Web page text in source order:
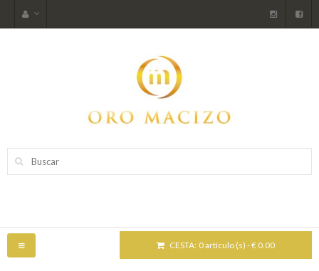
CESTA: 0 artículo (s) - € 0.00
NAVEGACIÓN
TOGGLE